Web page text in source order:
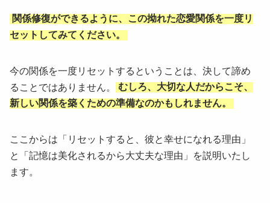
関係修復ができるように、この拗れた恋愛関係を一度リ
セットしてみてください。
今の関係を一度リセットするということは、決して諦め
ることではありません。
むしろ、大切な人だからこそ、
新しい関係を築くための準備なのかもしれません。
ここからは「リセットすると、彼と幸せになれる理由」
と「記憶は美化されるから大丈夫な理由」を説明いたし
ます。